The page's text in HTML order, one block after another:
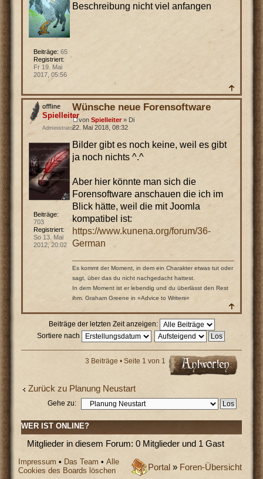
Beschreibung nicht viel anfangen
Beiträge: 65
Registriert:
Fr 19. Mai
2017, 05:56
Wünsche neue Forensoftware
von Spielleiter» Di
22. Mai 2018, 08:32
Bilder gibt es noch keine, weil es gibt
ja noch nichts ^.^
Aber hier könnte man sich die
Forensoftware anschauen die ich im
Blick hätte, weil die mit Joomla
kompatibel ist:
https://www.kunena.org/forum/36-
German
Es kommt der Moment, in dem ein Charakter etwas tut oder
sagt, über das du nicht nachgedacht hattest.
In dem Moment ist er lebendig und du überlässt den Rest
ihm. Graham Greene in »Advice to Writers«
Spielleiter
Administrator
Beiträge:
703
Registriert:
So 13. Mai
2012, 20:02
Beiträge der letzten Zeit anzeigen:
Sortiere nach
3 Beiträge • Seite 1 von 1
Zurück zu Planung Neustart
Gehe zu:
WER IST ONLINE?
Mitglieder in diesem Forum: 0 Mitglieder und 1 Gast
Portal » Foren-Übersicht
Impressum • Das Team •Alle
Cookies des Boards löschen